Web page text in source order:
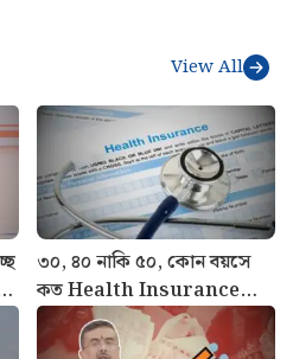
View All
৩০, ৪০ নাকি ৫০, কোন বয়সে
কত Health Insurance
কভারেজ দরকার? জানালেন
বিশেষজ্ঞরা